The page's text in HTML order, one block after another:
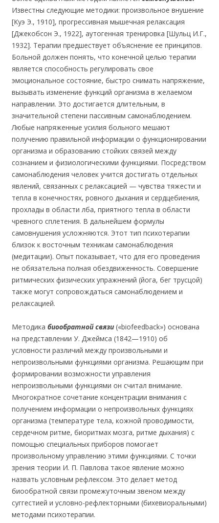
Известны следующие методики: произвольное внушение
[Куэ Э., 1910], прогрессивная мышечная релаксация
[Джекобсон Э., 1922], аутогенная тренировка [Шульц И.Г.,
1932]. Терапии предшествует объяснение ее принципов.
Больной должен понять, что конечной целью терапии
является способность регулировать свое
эмоциональное состояние, быстро снимать напряжение,
вызывать изменение функций организма в желаемом
направлении. Это достигается длительным, в
значительной степени пассивным самонаблюдением.
Любые напряженные усилия больного мешают
получению правильной информации о функционировании
организма и образованию стойких связей между
сознанием и физиологическими функциями. Посредством
самонаблюдения человек учится достигать отдельных
явлений, связанных с релаксацией — чувства тяжести и
тепла в конечностях, ровного дыхания и сердцебиения,
прохлады в области лба, приятного тепла в области
чревного сплетения. В дальнейшем формулы
самовнушения усложняются. Этот тип психотерапии
близок к восточным техникам самонаблюдения
(медитации). Опыт показывает, что для его проведения
не обязательна полная обездвиженность. Совершение
ритмических физических упражнений (йога, бег трусцой)
также могут сопровождаться самонаблюдением и
релаксацией.
Методика биообратной связи («biofeedback») основана
на представлении У. Джеймса (1842—1910) об
условности различий между произвольными и
непроизвольными функциями организма. Решающим при
формировании возможности управления
непроизвольными функциями он считал внимание.
Многократное сочетание концентрации внимания с
получением информации о непроизвольных функциях
организма (температуре тела, кожной проводимости,
сердечном ритме, биоритмах мозга, ритме дыхания) с
помощью специальных приборов помогает
произвольному управлению этими функциями. С точки
зрения теории И. П. Павлова такое явление можно
назвать условным рефлексом. Это делает метод
биообратной связи промежуточным звеном между
суггестией и условно-рефлекторными (бихевиоральными)
методами психотерапии.